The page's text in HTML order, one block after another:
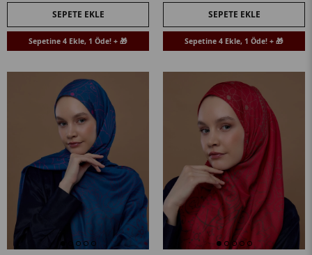
SEPETE EKLE
Sepetine 4 Ekle, 1 Öde! + 🎁
SEPETE EKLE
Sepetine 4 Ekle, 1 Öde! + 🎁